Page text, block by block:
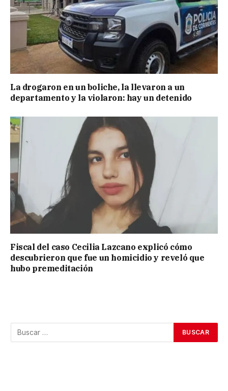
La drogaron en un boliche, la llevaron a un
departamento y la violaron: hay un detenido
Fiscal del caso Cecilia Lazcano explicó cómo
descubrieron que fue un homicidio y reveló que
hubo premeditación